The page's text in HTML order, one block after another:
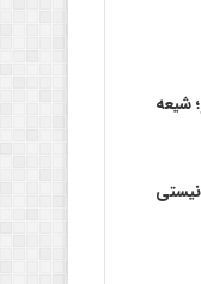
شیعه